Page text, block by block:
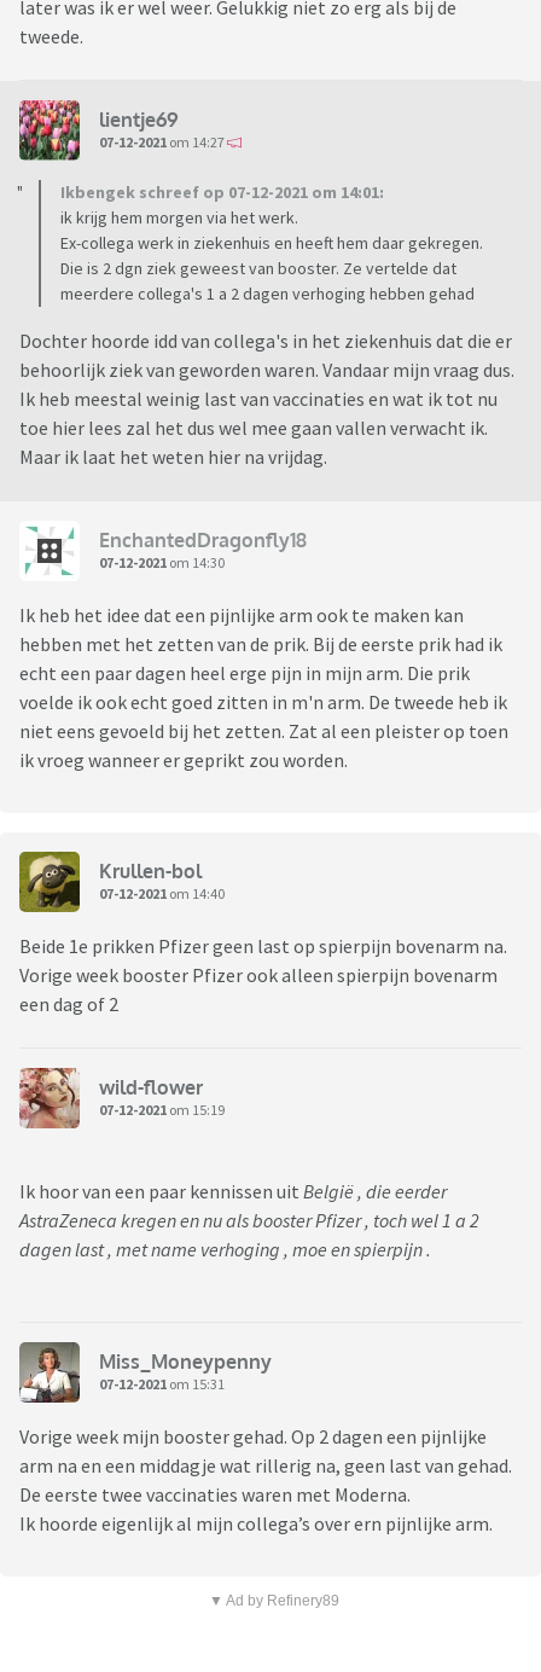
later was ik er wel weer. Gelukkig niet zo erg als bij de
tweede.
lientje69
07-12-2021 om 14:27
Ikbengek schreef op 07-12-2021 om 14:01:
ik krijg hem morgen via het werk.
Ex-collega werk in ziekenhuis en heeft hem daar gekregen.
Die is 2 dgn ziek geweest van booster. Ze vertelde dat
meerdere collega's 1 a 2 dagen verhoging hebben gehad
Dochter hoorde idd van collega's in het ziekenhuis dat die er
behoorlijk ziek van geworden waren. Vandaar mijn vraag dus.
Ik heb meestal weinig last van vaccinaties en wat ik tot nu
toe hier lees zal het dus wel mee gaan vallen verwacht ik.
Maar ik laat het weten hier na vrijdag.
EnchantedDragonfly18
07-12-2021 om 14:30
Ik heb het idee dat een pijnlijke arm ook te maken kan
hebben met het zetten van de prik. Bij de eerste prik had ik
echt een paar dagen heel erge pijn in mijn arm. Die prik
voelde ik ook echt goed zitten in m'n arm. De tweede heb ik
niet eens gevoeld bij het zetten. Zat al een pleister op toen
ik vroeg wanneer er geprikt zou worden.
Krullen-bol
07-12-2021 om 14:40
Beide 1e prikken Pfizer geen last op spierpijn bovenarm na.
Vorige week booster Pfizer ook alleen spierpijn bovenarm
een dag of 2
wild-flower
07-12-2021 om 15:19
Ik hoor van een paar kennissen uit België , die eerder
AstraZeneca kregen en nu als booster Pfizer , toch wel 1 a 2
dagen last , met name verhoging , moe en spierpijn .
Miss_Moneypenny
07-12-2021 om 15:31
Vorige week mijn booster gehad. Op 2 dagen een pijnlijke
arm na en een middagje wat rillerig na, geen last van gehad.
De eerste twee vaccinaties waren met Moderna.
Ik hoorde eigenlijk al mijn collega’s over ern pijnlijke arm.
▼ Ad by Refinery89